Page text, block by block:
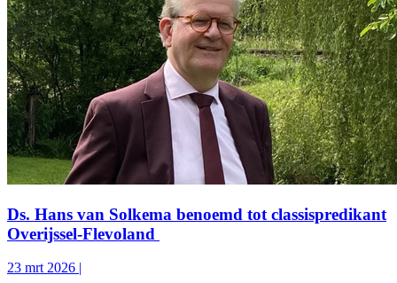
Ds. Hans van Solkema benoemd tot classispredikant
Overijssel-Flevoland
23 mrt 2026 |